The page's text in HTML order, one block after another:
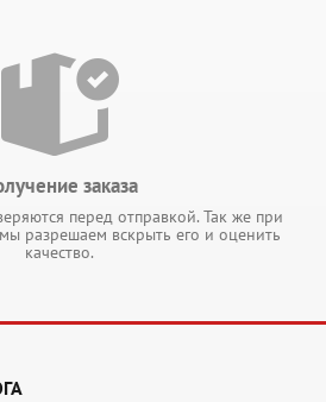
заказа
перед отправкой. Так же при
разрешаем вскрыть его и оценить
качество.